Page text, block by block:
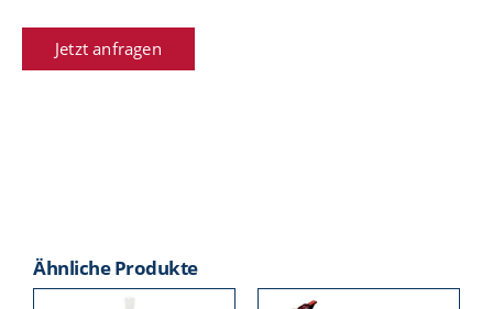
Jetzt anfragen
Ähnliche Produkte